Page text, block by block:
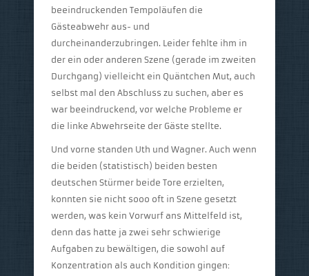
beeindruckenden Tempoläufen die
Gästeabwehr aus- und
durcheinanderzubringen. Leider fehlte ihm in
der ein oder anderen Szene (gerade im zweiten
Durchgang) vielleicht ein Quäntchen Mut, auch
selbst mal den Abschluss zu suchen, aber es
war beeindruckend, vor welche Probleme er
die linke Abwehrseite der Gäste stellte.
Und vorne standen Uth und Wagner. Auch wenn
die beiden (statistisch) beiden besten
deutschen Stürmer beide Tore erzielten,
konnten sie nicht sooo oft in Szene gesetzt
werden, was kein Vorwurf ans Mittelfeld ist,
denn das hatte ja zwei sehr schwierige
Aufgaben zu bewältigen, die sowohl auf
Konzentration als auch Kondition gingen: